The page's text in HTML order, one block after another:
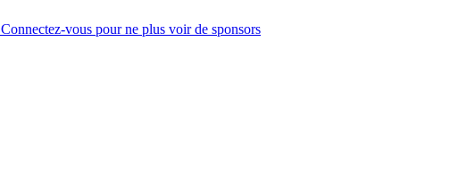
Connectez-vous pour ne plus voir de sponsors